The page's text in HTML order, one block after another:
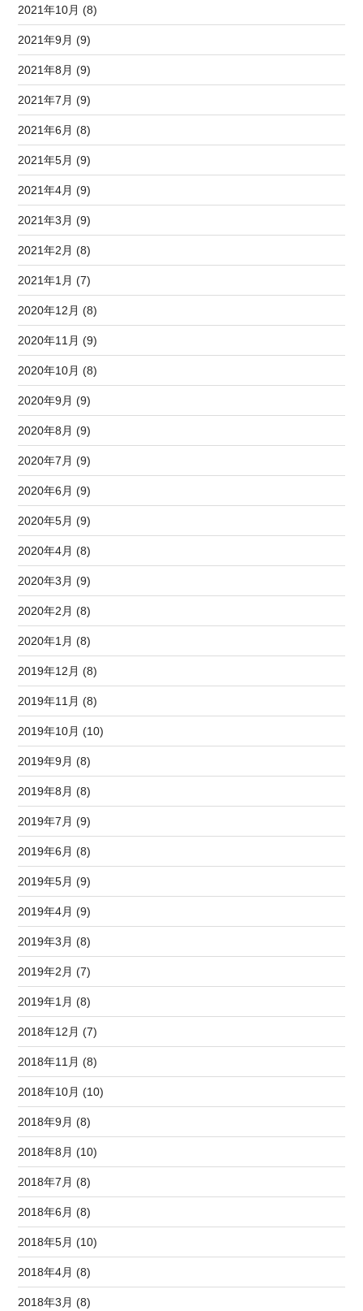
2021年10月 (8)
2021年9月 (9)
2021年8月 (9)
2021年7月 (9)
2021年6月 (8)
2021年5月 (9)
2021年4月 (9)
2021年3月 (9)
2021年2月 (8)
2021年1月 (7)
2020年12月 (8)
2020年11月 (9)
2020年10月 (8)
2020年9月 (9)
2020年8月 (9)
2020年7月 (9)
2020年6月 (9)
2020年5月 (9)
2020年4月 (8)
2020年3月 (9)
2020年2月 (8)
2020年1月 (8)
2019年12月 (8)
2019年11月 (8)
2019年10月 (10)
2019年9月 (8)
2019年8月 (8)
2019年7月 (9)
2019年6月 (8)
2019年5月 (9)
2019年4月 (9)
2019年3月 (8)
2019年2月 (7)
2019年1月 (8)
2018年12月 (7)
2018年11月 (8)
2018年10月 (10)
2018年9月 (8)
2018年8月 (10)
2018年7月 (8)
2018年6月 (8)
2018年5月 (10)
2018年4月 (8)
2018年3月 (8)